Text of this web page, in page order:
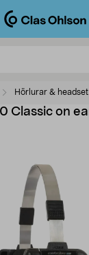
Hörlurar & headset
Classic on